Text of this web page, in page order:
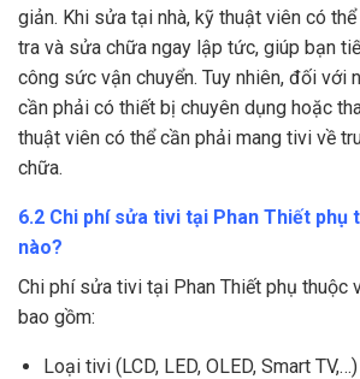
giản. Khi sửa tại nhà, kỹ thuật viên có
tra và sửa chữa ngay lập tức, giúp bạn
công sức vận chuyển. Tuy nhiên, đối với
cần phải có thiết bị chuyên dụng hoặc
thuật viên có thể cần phải mang tivi về
chữa.
6.2 Chi phí sửa tivi tại Phan Thiết phụ
nào?
Chi phí sửa tivi tại Phan Thiết phụ thuộc
bao gồm:
Loại tivi (LCD, LED, OLED, Smart TV,…)